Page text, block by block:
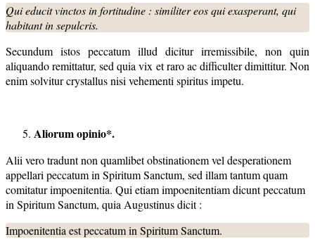
Qui educit vinctos in fortitudine : similiter eos qui exasperant, qui
habitant insepulcris.
Secundum istos peccatum illud dicitur irremissibile, non quin
aliquando remittatur, sed quia vix et raro ac difficulter dimittitur. Non
enim solvitur crystallus nisi vehementi spiritus impetu.
Aliorum opinio*.
Alii vero tradunt non quamlibet obstinationem vel desperationem
appellari peccatum in Spiritum Sanctum, sed illam tantum quam
comitatur impoenitentia. Qui etiam impoenitentiam dicunt peccatum
in Spiritum Sanctum, quia Augustinus dicit :
Impoenitentia est peccatum in Spiritum Sanctum.